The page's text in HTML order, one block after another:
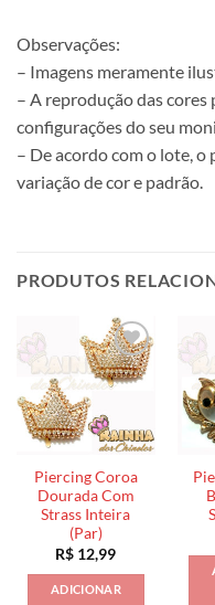
Observações:
– Imagens meramente
– A reprodução das cores
configurações do seu
– De acordo com o lote,
variação de cor e padrão.
PRODUTOS
Piercing Coroa
Dourada Com
Strass Inteira
(Par)
R$ 12,99
ADICIONAR